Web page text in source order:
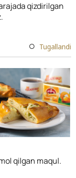
qizdirilgan
Tugallandi
qilgan maqul.